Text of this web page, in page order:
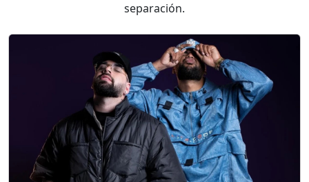
separación.